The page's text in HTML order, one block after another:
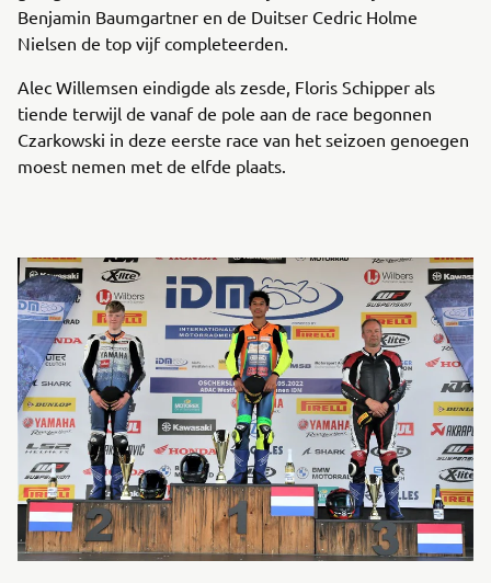
Benjamin Baumgartner en de Duitser Cedric Holme
Nielsen de top vijf completeerden.
Alec Willemsen eindigde als zesde, Floris Schipper als
tiende terwijl de vanaf de pole aan de race begonnen
Czarkowski in deze eerste race van het seizoen genoegen
moest nemen met de elfde plaats.